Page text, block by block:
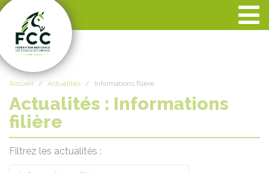
Accueil Actualités Informations filière
Actualités : Informations
filière
Filtrez les actualités :
Panneau de gestion des cookies